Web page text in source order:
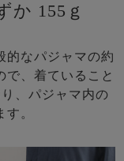
か 155ｇ
なパジャマの約
、着ていること
、パジャマ内の
。